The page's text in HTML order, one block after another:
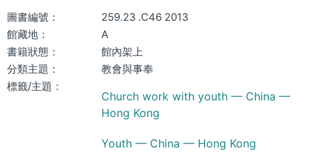
圖書編號：
259.23 .C46 2013
館藏地：
A
書籍狀態：
館內架上
分類主題：
教會與事奉
標籤/主題：
Church work with youth — China —
Hong Kong
Youth — China — Hong Kong